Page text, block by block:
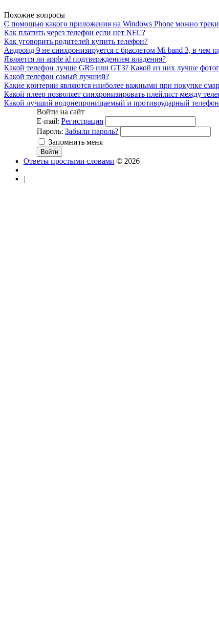
Похожие вопросы
С помощью какого приложения на Windows Phone можно
Как платить через телефон если нет NFC?
Как уговорить родителей купить телефон?
Андроид 9 не синхронизируется с браслетом Mi band 3, в чем
Является ли apple id подтверждением владения?
Какой телефон лучше GR5 или GT3? Какой из них лучше
Какой телефон самый лучший?
Какие критерии являются наиболее важными при покупке
Какой плеер позволяет синхронизировать плейлист между
Какой лучший водонепроницаемый и противоударный
Войти на сайт
E-mail: Регистрация
Пароль: Забыли пароль?
Запомнить меня
Ответы простыми словами © 2026
|